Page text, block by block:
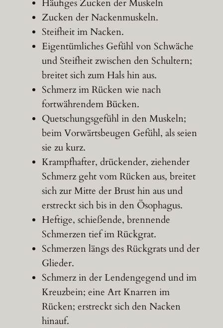
Häufiges Zucken der Muskeln
Zucken der Nackenmuskeln.
Steifheit im Nacken.
Eigentümliches Gefühl von Schwäche
und Steifheit zwischen den Schultern;
breitet sich zum Hals hin aus.
Schmerz im Rücken wie nach
fortwährendem Bücken.
Quetschungsgefühl in den Muskeln;
beim Vorwärtsbeugen Gefühl, als seien
sie zu kurz.
Krampfhafter, drückender, ziehender
Schmerz geht vom Rücken aus, breitet
sich zur Mitte der Brust hin aus und
erstreckt sich bis in den Ösophagus.
Heftige, schießende, brennende
Schmerzen tief im Rückgrat.
Schmerzen längs des Rückgrats und der
Glieder.
Schmerz in der Lendengegend und im
Kreuzbein; eine Art Knarren im
Rücken; erstreckt sich den Nacken
hinauf.